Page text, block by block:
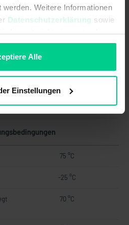
Weitere Informationen
Datenschutzerklärung sowie
hiermit nicht einverstanden
von Cookies hier
Alle
Einstellungen
zylindrisch
Messing
75 °C
-25 °C
70 °C